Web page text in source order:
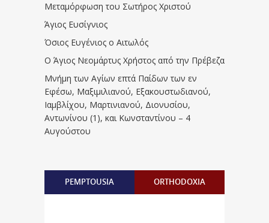
Μεταμόρφωση του Σωτήρος Χριστού
Άγιος Ευσίγνιος
Όσιος Ευγένιος ο Αιτωλός
Ο Άγιος Νεομάρτυς Χρήστος από την Πρέβεζα
Μνήμη των Aγίων επτά Παίδων των εν
Eφέσω, Mαξιμιλιανού, Eξακουστωδιανού,
Iαμβλίχου, Mαρτινιανού, Διονυσίου,
Aντωνίνου (1), και Kωνσταντίνου – 4
Αυγούστου
PEMPTOUSIA ORTHODOXIA